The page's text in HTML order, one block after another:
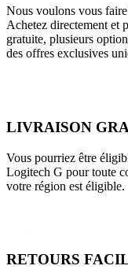
Nous voulons vous
Achetez directement et
gratuite, plusieurs
des offres exclusives
LIVRAISON
Vous pourriez être
Logitech G pour toute
votre région est éligible.
RETOURS